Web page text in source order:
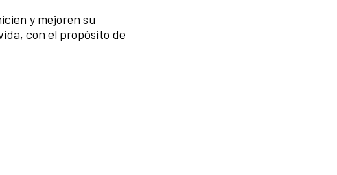
y mejoren su
con el propósito de